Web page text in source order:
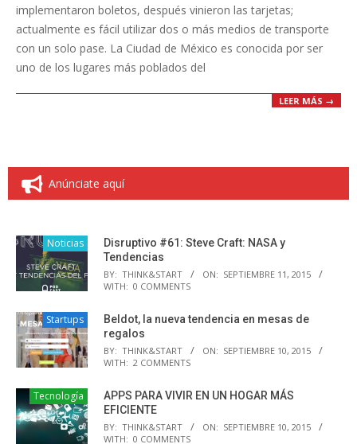
implementaron boletos, después vinieron las tarjetas;
actualmente es fácil utilizar dos o más medios de transporte
con un solo pase. La Ciudad de México es conocida por ser
uno de los lugares más poblados del
LEER MÁS →
Anúnciate aquí
Noticias
Disruptivo #61: Steve Craft: NASA y
Tendencias
BY: THINK&START ON: SEPTIEMBRE 11, 2015
WITH: 0 COMMENTS
Startups
Beldot, la nueva tendencia en mesas de
regalos
BY: THINK&START ON: SEPTIEMBRE 10, 2015
WITH: 2 COMMENTS
Tecnología
APPS PARA VIVIR EN UN HOGAR MÁS
EFICIENTE
BY: THINK&START ON: SEPTIEMBRE 10, 2015
WITH: 0 COMMENTS